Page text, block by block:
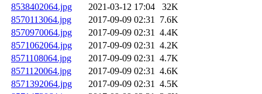
8538402064.jpg
2021-03-12 17:04
32K
8570113064.jpg
2017-09-09 02:31 7.6K
8570970064.jpg
2017-09-09 02:31 4.4K
8571062064.jpg
2017-09-09 02:31 4.2K
8571108064.jpg
2017-09-09 02:31 4.7K
8571120064.jpg
2017-09-09 02:31 4.6K
8571392064.jpg
2017-09-09 02:31 4.5K